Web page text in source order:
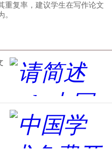
重复率，建议学生在写作论文
。